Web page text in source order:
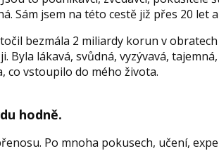
Sám jsem na této cestě již přes 20 let
bezmála 2 miliardy korun v
Byla lákavá, svůdná, vyzývavá,
, co vstoupilo do mého života.
hodně.
. Po mnoha pokusech, učení,